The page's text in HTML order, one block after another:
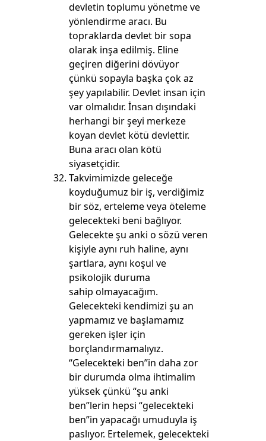
devletin toplumu yönetme ve
yönlendirme aracı. Bu
topraklarda devlet bir sopa
olarak inşa edilmiş. Eline
geçiren diğerini dövüyor
çünkü sopayla başka çok az
şey yapılabilir. Devlet insan için
var olmalıdır. İnsan dışındaki
herhangi bir şeyi merkeze
koyan devlet kötü devlettir.
Buna aracı olan kötü
siyasetçidir.
Takvimimizde geleceğe
koyduğumuz bir iş, verdiğimiz
bir söz, erteleme veya öteleme
gelecekteki beni bağlıyor.
Gelecekte şu anki o sözü veren
kişiyle aynı ruh haline, aynı
şartlara, aynı koşul ve
psikolojik duruma
sahip olmayacağım.
Gelecekteki kendimizi şu an
yapmamız ve başlamamız
gereken işler için
borçlandırmamalıyız.
“Gelecekteki ben”in daha zor
bir durumda olma ihtimalim
yüksek çünkü “şu anki
ben”lerin hepsi “gelecekteki
ben”in yapacağı umuduyla iş
paslıyor. Ertelemek, gelecekteki